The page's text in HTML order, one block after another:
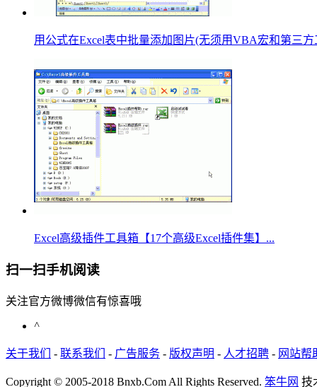
用公式在Excel表中批量添加图片(无须用VBA宏和第三方
Excel高级插件工具箱【17个高级Excel插件集】...
扫一扫手机阅读
关注官方微博微信有惊喜哦
^
关于我们 - 联系我们 - 广告服务 - 版权声明 - 人才招聘 - 网站帮
Copyright © 2005-2018 Bnxb.Com All Rights Reserved. 笨牛网 技